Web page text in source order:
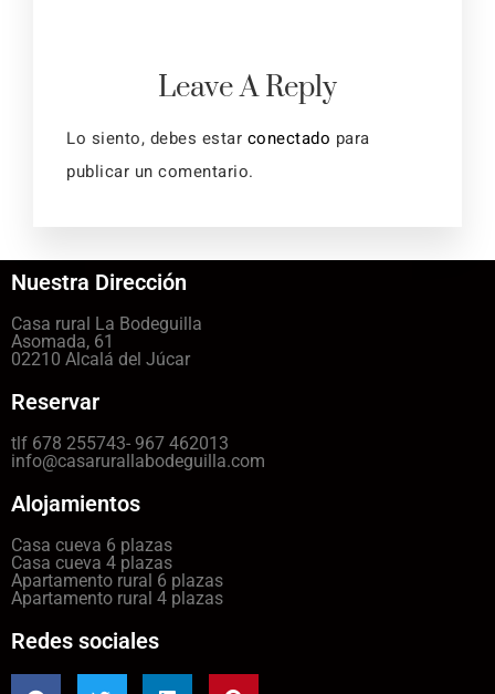
Leave A Reply
Lo siento, debes estar conectado para
publicar un comentario.
Nuestra Dirección
Casa rural La Bodeguilla
Asomada, 61
02210 Alcalá del Júcar
Reservar
tlf 678 255743- 967 462013
info@casarurallabodeguilla.com
Alojamientos
Casa cueva 6 plazas
Casa cueva 4 plazas
Apartamento rural 6 plazas
Apartamento rural 4 plazas
Redes sociales